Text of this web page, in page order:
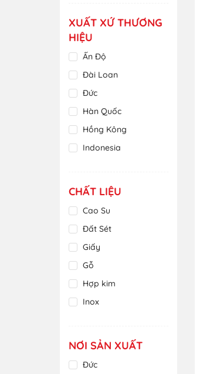
Nâu
Nhiều màu
Nhũ Hồng
Tím
Trắng
Trong Suốt
Vàng
Xám
Xanh lá cây
Xanh lam
Xanh ngọc
Xanh tím than
XUẤT XỨ THƯƠNG
HIỆU
Ấn Độ
Đài Loan
Đức
Hàn Quốc
Hồng Kông
Indonesia
Mỹ
CHẤT LIỆU
Cao Su
Đất Sét
Giấy
Gỗ
Hợp kim
Inox
Nhiều chất liệu
NƠI SẢN XUẤT
Đức